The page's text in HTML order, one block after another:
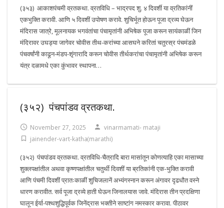
(३५३) आकाशपंचमी व्रतकथा. व्रतविधि – भाद्रपद शु. ४ दिवर्शी या व्रतिकांनीं
एकभुक्ति करावी. आणि ५ दिवशीं उपोषण करावे. शुचिर्भूत होऊन पूजा द्रव्य घेऊन
मंदिरास जात्रे, मूलनायक भगवंतांचा पंचामृतांनी अभिषेक पूजा करून सायंकाळीं जिन
मंदिरावर उघड्या जागेवर चोवीस तीथ-करांच्या आसघने करितां चतुरस्र पंचमंडळे
पंचवर्षांनी काढून-मंडप-शृंगारादि करून चोवीस तीर्थकरांचा पंचामृतांनी अभिषेक करून
यंत्र दळामधे एका कुंभावर स्थापना…
(३५२) पंचपांडव व्रतकथा.
November 27, 2025
vinarmamati- mataji
jainender-vart-katha(marathi)
(३५२) पंचपांडव व्रतकथा. व्रतविधि-चैत्रादि बारा मासांतून कोणत्याहि एका मासाच्या
शुक्लपक्षांतील अथवा कृष्णपक्षांतील चतुर्थी दिवशीं या ब्रतिकांनी एक-भुक्ति करावी
आणि पंचमी दिवशीं प्रातःकाळीं शुचिजलानें अभ्यंगस्नान करून अंगावर दृढधौत वस्ने
धारण करावीत. सर्व पूजा द्रव्ये हाती घेऊन जिनालयास जावे. मंदिरास तीन प्रदक्षिणा
घालून ईर्या-पश्थशुद्धिपूर्वक जिनेंद्रास भक्तीने साष्टांग नमस्कार करावा. पीठावर